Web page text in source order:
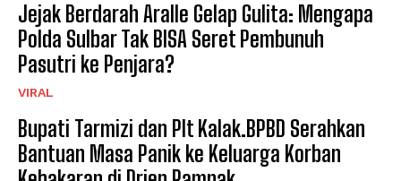
Jejak Berdarah Aralle Gelap Gulita: Mengapa
Polda Sulbar Tak BISA Seret Pembunuh
Pasutri ke Penjara?
VIRAL
Bupati Tarmizi dan Plt Kalak.BPBD Serahkan
Bantuan Masa Panik ke Keluarga Korban